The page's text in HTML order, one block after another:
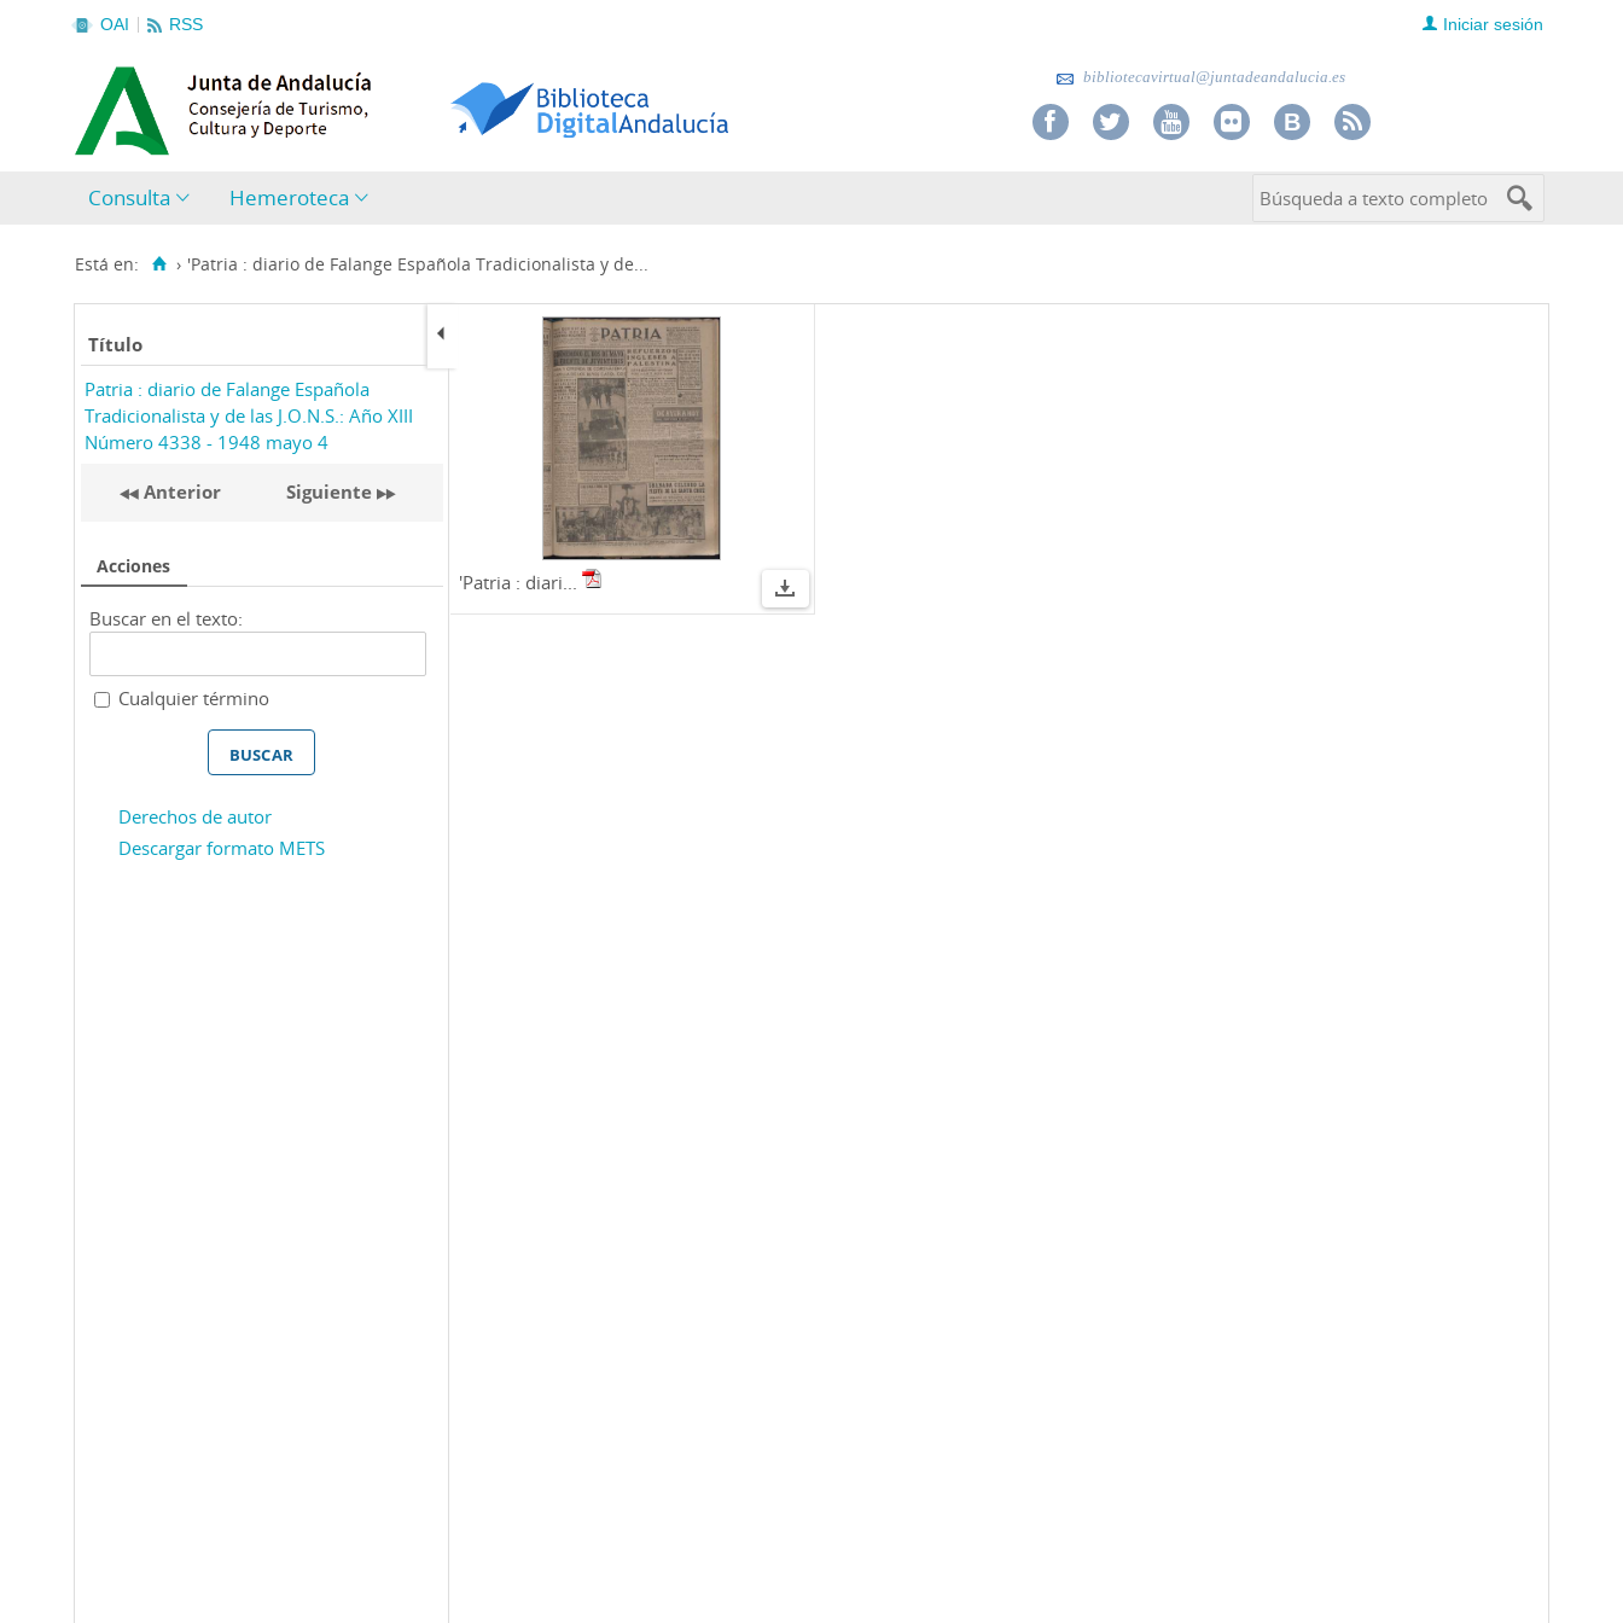
OAI RSS Iniciar sesión
bibliotecavirtual@juntadeandalucia.es
Consulta Hemeroteca
Está en: › 'Patria : diario de Falange Española Tradicionalista y de...
Título
Patria : diario de Falange Española
Tradicionalista y de las J.O.N.S.: Año XIII
Número 4338 - 1948 mayo 4
Anterior Siguiente
Acciones
Buscar en el texto:
Cualquier término
Derechos de autor
Descargar formato METS
'Patria : diari...